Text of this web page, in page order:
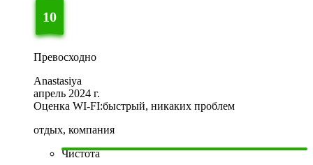
10
Превосходно
Anastasiya
апрель 2024 г.
Оценка WI-FI:быстрый, никаких проблем
отдых, компания
Чистота